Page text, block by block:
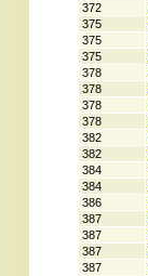
372
375
375
375
378
378
378
378
382
382
384
384
386
387
387
387
387